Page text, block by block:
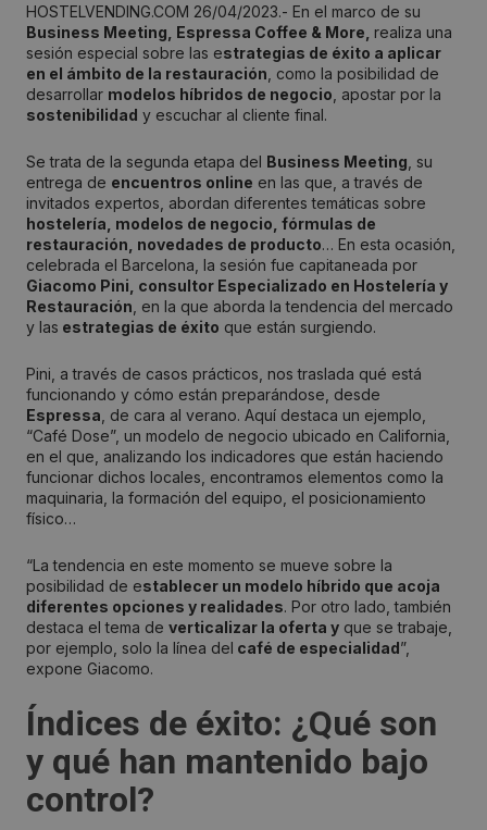
HOSTELVENDING.COM 26/04/2023.- En el marco de su
Business Meeting, Espressa Coffee & More, realiza una
sesión especial sobre las estrategias de éxito a aplicar
en el ámbito de la restauración , como la posibilidad de
desarrollar modelos híbridos de negocio , apostar por la
sostenibilidad y escuchar al cliente final.
Se trata de la segunda etapa del Business Meeting , su
entrega de encuentros online en las que, a través de
invitados expertos, abordan diferentes temáticas sobre
hostelería, modelos de negocio, fórmulas de
restauración, novedades de producto… En esta ocasión,
celebrada el Barcelona, la sesión fue capitaneada por
Giacomo Pini, consultor Especializado en Hostelería y
Restauración , en la que aborda la tendencia del mercado
y las estrategias de éxito que están surgiendo.
Pini, a través de casos prácticos, nos traslada qué está
funcionando y cómo están preparándose, desde
Espressa , de cara al verano. Aquí destaca un ejemplo,
“Café Dose”, un modelo de negocio ubicado en California,
en el que, analizando los indicadores que están haciendo
funcionar dichos locales, encontramos elementos como la
maquinaria, la formación del equipo, el posicionamiento
físico…
“La tendencia en este momento se mueve sobre la
posibilidad de establecer un modelo híbrido que acoja
diferentes opciones y realidades. Por otro lado, también
destaca el tema de verticalizar la oferta y que se trabaje,
por ejemplo, solo la línea del café de especialidad”,
expone Giacomo.
Índices de éxito: ¿Qué son
y qué han mantenido bajo
control?